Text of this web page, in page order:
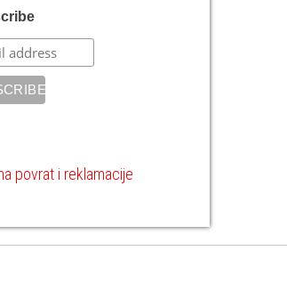
povrat i reklamacije